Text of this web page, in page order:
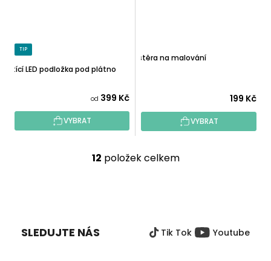
TIP
Svítící LED podložka pod plátno
od 399 Kč
VYBRAT
Zástěra na malování
199 Kč
VYBRAT
O
12 položek celkem
SLEDUJTE NÁS Tik Tok Youtube